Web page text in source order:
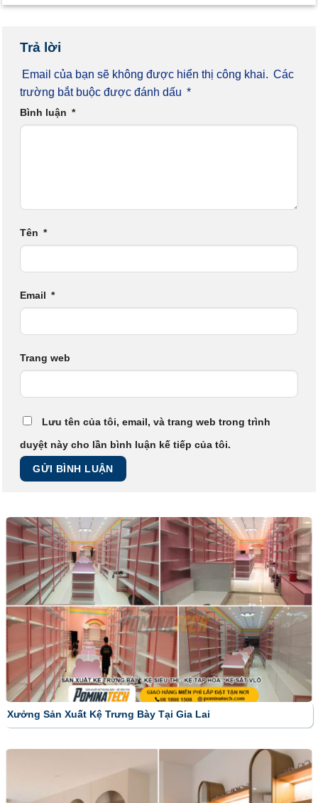
Trả lời
Email của bạn sẽ không được hiển thị công khai. Các
trường bắt buộc được đánh dấu *
Bình luận *
Tên *
Email *
Trang web
Lưu tên của tôi, email, và trang web trong trình
duyệt này cho lần bình luận kế tiếp của tôi.
Xưởng Sản Xuất Kệ Trưng Bày Tại Gia Lai